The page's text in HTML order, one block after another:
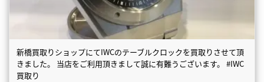
新橋買取りショップにてIWCのテーブルクロックを買取りさせて頂
きました。 当店をご利用頂きまして誠に有難うございます。 #IWC
買取り